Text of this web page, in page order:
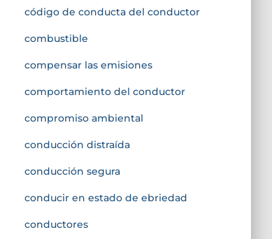
código de conducta del conductor
combustible
compensar las emisiones
comportamiento del conductor
compromiso ambiental
conducción distraída
conducción segura
conducir en estado de ebriedad
conductores